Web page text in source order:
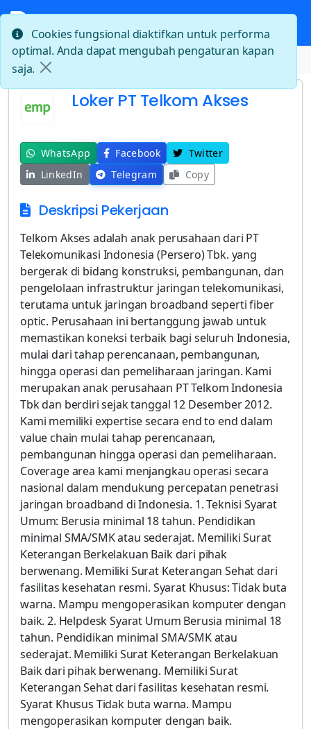
Beranda Loker PT Telkom Akses
Loker PT Telkom Akses
WhatsApp Facebook
Twitter
LinkedIn
Telegram Copy
Deskripsi Pekerjaan
Telkom Akses adalah anak perusahaan dari PT
Telekomunikasi Indonesia (Persero) Tbk. yang
bergerak di bidang konstruksi, pembangunan, dan
pengelolaan infrastruktur jaringan telekomunikasi,
terutama untuk jaringan broadband seperti fiber
optic. Perusahaan ini bertanggung jawab untuk
memastikan koneksi terbaik bagi seluruh Indonesia,
mulai dari tahap perencanaan, pembangunan,
hingga operasi dan pemeliharaan jaringan. Kami
merupakan anak perusahaan PT Telkom Indonesia
Tbk dan berdiri sejak tanggal 12 Desember 2012.
Kami memiliki expertise secara end to end dalam
value chain mulai tahap perencanaan,
pembangunan hingga operasi dan pemeliharaan.
Coverage area kami menjangkau operasi secara
nasional dalam mendukung percepatan penetrasi
jaringan broadband di Indonesia. 1. Teknisi Syarat
Umum: Berusia minimal 18 tahun. Pendidikan
minimal SMA/SMK atau sederajat. Memiliki Surat
Keterangan Berkelakuan Baik dari pihak
berwenang. Memiliki Surat Keterangan Sehat dari
fasilitas kesehatan resmi. Syarat Khusus: Tidak buta
warna. Mampu mengoperasikan komputer dengan
baik. 2. Helpdesk Syarat Umum Berusia minimal 18
tahun. Pendidikan minimal SMA/SMK atau
sederajat. Memiliki Surat Keterangan Berkelakuan
Baik dari pihak berwenang. Memiliki Surat
Keterangan Sehat dari fasilitas kesehatan resmi.
Syarat Khusus Tidak buta warna. Mampu
mengoperasikan komputer dengan baik.
Cookies fungsional diaktifkan untuk performa
optimal. Anda dapat mengubah pengaturan kapan
saja.